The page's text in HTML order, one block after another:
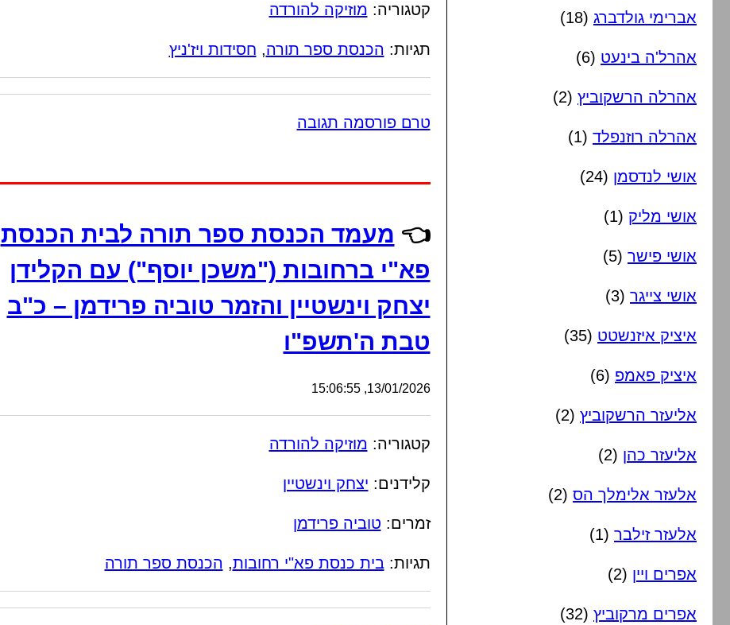
קטגוריה: מוזיקה להורדה
תגיות: הכנסת ספר תורה, חסידות ויז'ניץ
טרם פורסמה תגובה
👈 מעמד הכנסת ספר תורה לבית הכנסת
פא"י ברחובות ("משכן יוסף") עם הקלידן
יצחק וינשטיין והזמר טוביה פרידמן – כ"ב
טבת ה'תשפ"ו
13/01/2026, 15:06:55
קטגוריה: מוזיקה להורדה
קלידנים: יצחק וינשטיין
זמרים: טוביה פרידמן
תגיות:בית כנסת פא"י רחובות, הכנסת ספר תורה
אברימי גולדברג (18)
אהרל'ה בינעט (6)
אהרלה הרשקוביץ (2)
אהרלה רוזנפלד (1)
אושי לנדסמן (24)
אושי מליק (1)
אושי פישר (5)
אושי צייגר (3)
איציק איזנשטט (35)
איציק פאמפ (6)
אליעזר הרשקוביץ (2)
אליעזר כהן (2)
אלעזר אלימלך הס (2)
אלעזר זילבר (1)
אפרים ויין (2)
אפרים מרקוביץ (32)